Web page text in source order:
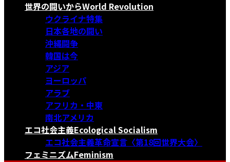
世界の闘いからWorld Revolution
ウクライナ特集
日本各地の闘い
沖縄闘争
韓国は今
アジア
ヨーロッパ
アラブ
アフリカ・中東
南北アメリカ
エコ社会主義Ecological Socialism
エコ社会主義革命宣言〈第18回世界大会〉
フェミニズムFeminism